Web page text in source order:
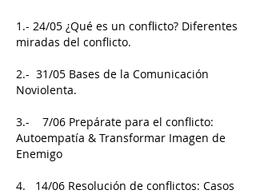
1.- 24/05 ¿Qué es un conflicto? Diferentes
miradas del conflicto.
2.- 31/05 Bases de la Comunicación
Noviolenta.
3.- 7/06 Prepárate para el conflicto:
Autoempatía & Transformar Imagen de
Enemigo
4. 14/06 Resolución de conflictos: Casos